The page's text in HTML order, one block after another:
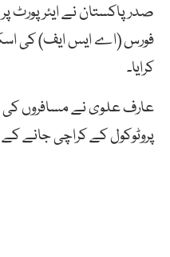
صدر پاکستان نے ایئرپورٹ
فورس (اے ایس ایف) کی
کرایا۔
عارف علوی نے مسافروں کی
پروٹوکول کے کراچی جانے